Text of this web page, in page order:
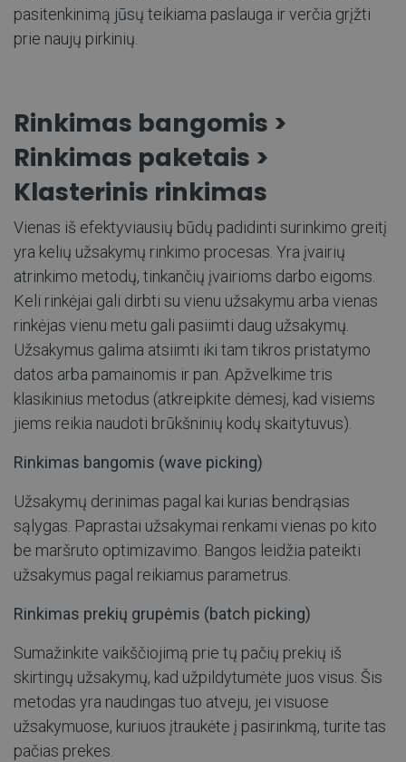
pasitenkinimą jūsų teikiama paslauga ir verčia grįžti
prie naujų pirkinių.
Rinkimas bangomis >
Rinkimas paketais >
Klasterinis rinkimas
Vienas iš efektyviausių būdų padidinti surinkimo greitį
yra kelių užsakymų rinkimo procesas. Yra įvairių
atrinkimo metodų, tinkančių įvairioms darbo eigoms.
Keli rinkėjai gali dirbti su vienu užsakymu arba vienas
rinkėjas vienu metu gali pasiimti daug užsakymų.
Užsakymus galima atsiimti iki tam tikros pristatymo
datos arba pamainomis ir pan. Apžvelkime tris
klasikinius metodus (atkreipkite dėmesį, kad visiems
jiems reikia naudoti brūkšninių kodų skaitytuvus).
Rinkimas bangomis (wave picking)
Užsakymų derinimas pagal kai kurias bendrąsias
sąlygas. Paprastai užsakymai renkami vienas po kito
be maršruto optimizavimo. Bangos leidžia pateikti
užsakymus pagal reikiamus parametrus.
​Rinkimas prekių grupėmis (batch picking)
Sumažinkite vaikščiojimą prie tų pačių prekių iš
skirtingų užsakymų, kad užpildytumėte juos visus. Šis
metodas yra naudingas tuo atveju, jei visuose
užsakymuose, kuriuos įtraukėte į pasirinkmą, turite tas
pačias prekes.